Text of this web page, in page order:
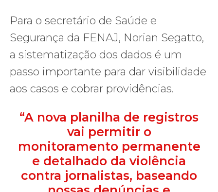
Para o secretário de Saúde e
Segurança da FENAJ, Norian Segatto,
a sistematização dos dados é um
passo importante para dar visibilidade
aos casos e cobrar providências.
“A nova planilha de registros
vai permitir o
monitoramento permanente
e detalhado da violência
contra jornalistas, baseando